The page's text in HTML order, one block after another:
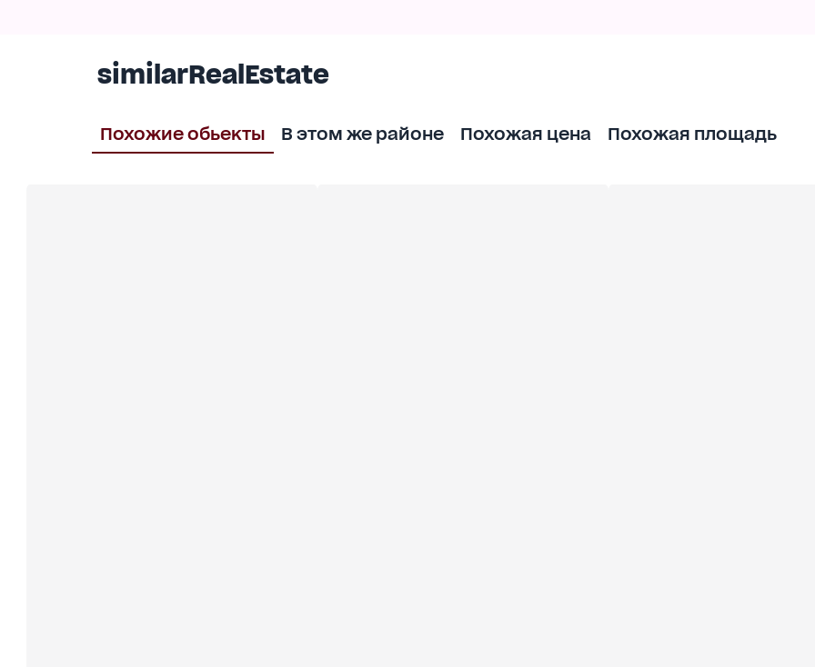
similarRealEstate
Похожие обьекты В этом же районе Похожая цена Похожая площадь